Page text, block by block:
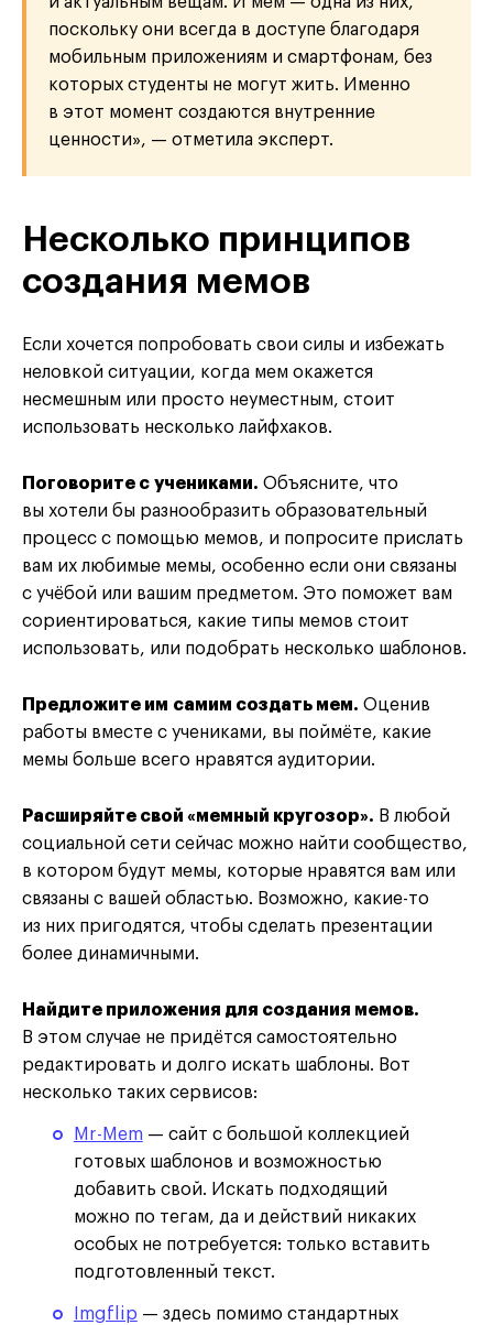
поскольку они всегда в доступе благодаря
мобильным приложениям и смартфонам, без
которых студенты не могут жить. Именно
в этот момент создаются внутренние
ценности», — отметила эксперт.
Несколько принципов
создания мемов
Если хочется попробовать свои силы и избежать
неловкой ситуации, когда мем окажется
несмешным или просто неуместным, стоит
использовать несколько лайфхаков.
Поговорите с учениками. Объясните, что
вы хотели бы разнообразить образовательный
процесс с помощью мемов, и попросите прислать
вам их любимые мемы, особенно если они связаны
с учёбой или вашим предметом. Это поможет вам
сориентироваться, какие типы мемов стоит
использовать, или подобрать несколько шаблонов.
Предложите им самим создать мем. Оценив
работы вместе с учениками, вы поймёте, какие
мемы больше всего нравятся аудитории.
Расширяйте свой «мемный кругозор». В любой
социальной сети сейчас можно найти сообщество,
в котором будут мемы, которые нравятся вам или
связаны с вашей областью. Возможно, какие-то
из них пригодятся, чтобы сделать презентации
более динамичными.
Найдите приложения для создания мемов.
В этом случае не придëтся самостоятельно
редактировать и долго искать шаблоны. Вот
несколько таких сервисов:
Mr-Mem — сайт с большой коллекцией
готовых шаблонов и возможностью
добавить свой. Искать подходящий
можно по тегам, да и действий никаких
особых не потребуется: только вставить
подготовленный текст.
Imgflip — здесь помимо стандартных